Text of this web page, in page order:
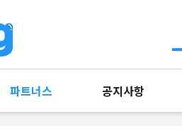
파트너스 공지사항